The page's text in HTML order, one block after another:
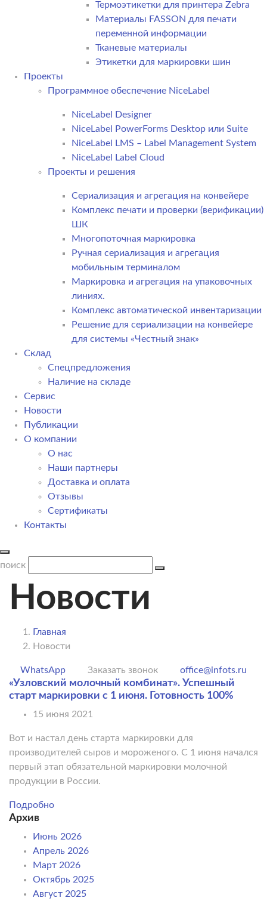
Термоэтикетки для принтера Zebra
Материалы FASSON для печати
переменной информации
Тканевые материалы
Этикетки для маркировки шин
Проекты
Программное обеспечение NiceLabel
NiceLabel Designer
NiceLabel PowerForms Desktop или Suite
NiceLabel LMS – Label Management System
NiceLabel Label Cloud
Проекты и решения
Сериализация и агрегация на конвейере
Комплекс печати и проверки (верификации)
ШК
Многопоточная маркировка
Ручная сериализация и агрегация
мобильным терминалом
Маркировка и агрегация на упаковочных
линиях.
Комплекс автоматической инвентаризации
Решение для сериализации на конвейере
для системы «Честный знак»
Склад
Спецпредложения
Наличие на складе
Сервис
Новости
Публикации
О компании
О нас
Наши партнеры
Доставка и оплата
Отзывы
Сертификаты
Контакты
поиск
Новости
Главная
Новости
WhatsApp Заказать звонок office@infots.ru
«Узловский молочный комбинат». Успешный
старт маркировки c 1 июня. Готовность 100%
15 июня 2021
Вот и настал день старта маркировки для
производителей сыров и мороженого. С 1 июня начался
первый этап обязательной маркировки молочной
продукции в России.
Подробно
Архив
Июнь 2026
Апрель 2026
Март 2026
Октябрь 2025
Август 2025